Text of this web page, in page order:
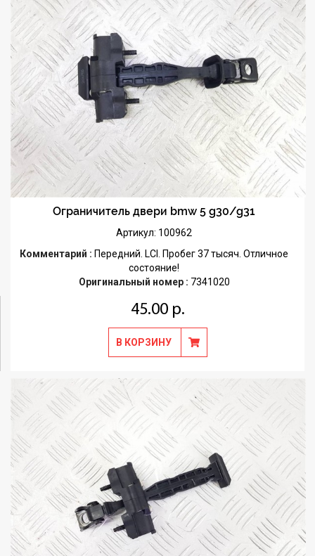
Ограничитель двери bmw 5 g30/g31
Артикул: 100962
Комментарий : Передний. LCI. Пробег 37 тысяч. Отличное
состояние!
Оригинальный номер : 7341020
45.00 р.
В КОРЗИНУ